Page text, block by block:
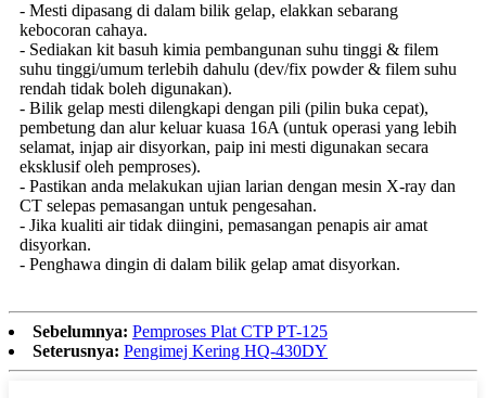
- Mesti dipasang di dalam bilik gelap, elakkan sebarang
kebocoran cahaya.
- Sediakan kit basuh kimia pembangunan suhu tinggi & filem
suhu tinggi/umum terlebih dahulu (dev/fix powder & filem suhu
rendah tidak boleh digunakan).
- Bilik gelap mesti dilengkapi dengan pili (pilin buka cepat),
pembetung dan alur keluar kuasa 16A (untuk operasi yang lebih
selamat, injap air disyorkan, paip ini mesti digunakan secara
eksklusif oleh pemproses).
- Pastikan anda melakukan ujian larian dengan mesin X-ray dan
CT selepas pemasangan untuk pengesahan.
- Jika kualiti air tidak diingini, pemasangan penapis air amat
disyorkan.
- Penghawa dingin di dalam bilik gelap amat disyorkan.
Sebelumnya: Pemproses Plat CTP PT-125
Seterusnya: Pengimej Kering HQ-430DY